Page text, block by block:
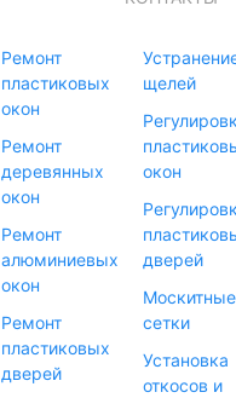
Ремонт
пластиковых
окон
Ремонт
деревянных
окон
Ремонт
алюминиевых
окон
Ремонт
пластиковых
дверей
щелей
окон
дверей
Москитные
сетки
Установка
откосов и